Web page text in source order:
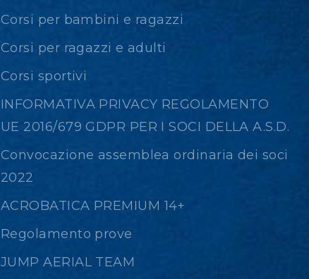
Corsi per bambini e ragazzi
Corsi per ragazzi e adulti
Corsi sportivi
INFORMATIVA PRIVACY REGOLAMENTO
UE 2016/679 GDPR PER I SOCI DELLA A.S.D.
Convocazione assemblea ordinaria dei soci
2022
ACROBATICA PREMIUM 14+
Regolamento prove
JUMP AERIAL TEAM